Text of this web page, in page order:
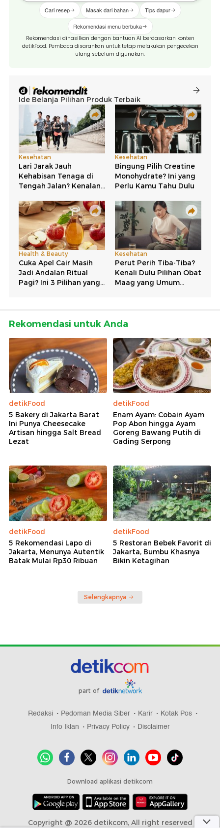
Cari resep Masak dari bahan Tips dapur
Rekomendasi menu berbuka
Rekomendasi dihasilkan dengan bantuan AI berdasarkan konten
detikFood. Pembaca disarankan untuk tetap melakukan pengecekan
ulang sebelum digunakan.
Rekomendasi untuk Anda
detikFood
5 Bakery di Jakarta Barat
Ini Punya Cheesecake
Artisan hingga Salt Bread
Lezat
detikFood
Enam Ayam: Cobain Ayam
Pop Abon hingga Ayam
Goreng Bawang Putih di
Gading Serpong
detikFood
5 Rekomendasi Lapo di
Jakarta, Menunya Autentik
Batak Mulai Rp30 Ribuan
detikFood
5 Restoran Bebek Favorit di
Jakarta, Bumbu Khasnya
Bikin Ketagihan
Selengkapnya
part of
Redaksi Pedoman Media Siber Karir
Kotak Pos
Info Iklan
Privacy Policy Disclaimer
Download aplikasi detikcom
Copyright @ 2026 detikcom, All right reserved